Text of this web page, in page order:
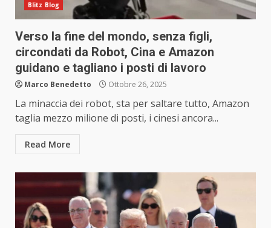
Blitz Blog
Verso la fine del mondo, senza figli,
circondati da Robot, Cina e Amazon
guidano e tagliano i posti di lavoro
Marco Benedetto Ottobre 26, 2025
La minaccia dei robot, sta per saltare tutto, Amazon
taglia mezzo milione di posti, i cinesi ancora...
Read More